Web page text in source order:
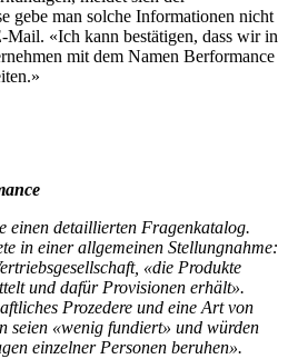
gebe man solche Informationen nicht
Mail. «Ich kann bestätigen, dass wir in
mit dem Namen Berformance
einen detaillierten Fragenkatalog.
in einer allgemeinen Stellungnahme:
«die Produkte
und dafür Provisionen erhält».
Prozedere und eine Art von
seien «wenig fundiert» und würden
einzelner Personen beruhen».